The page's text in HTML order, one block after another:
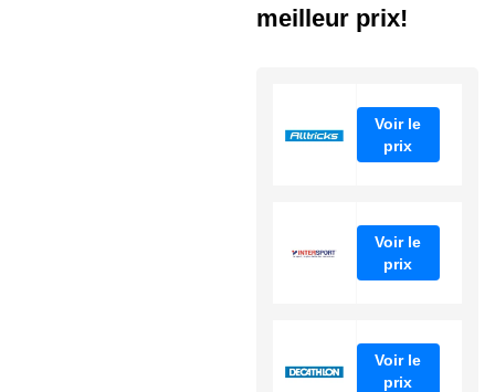
meilleur prix!
Voir le
prix
Voir le
prix
Voir le
prix